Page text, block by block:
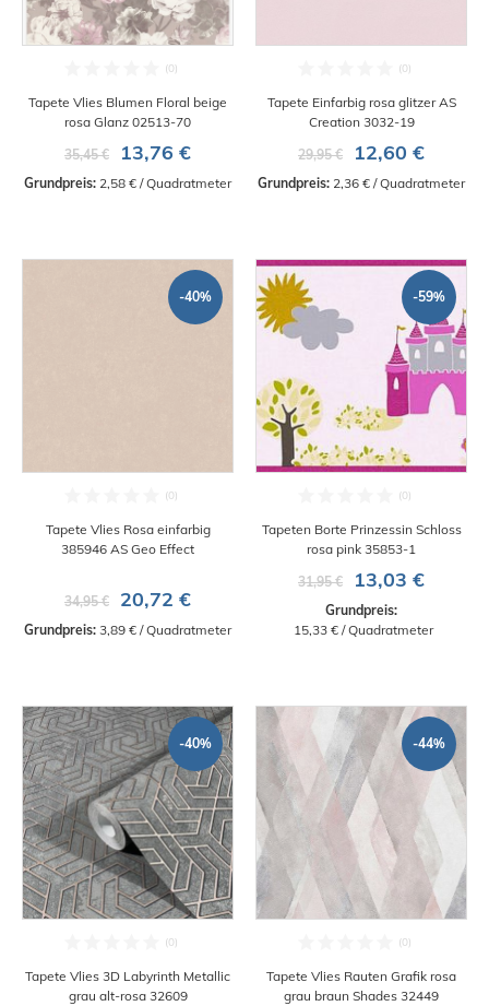
Tapete Vlies Blumen Floral beige
rosa Glanz 02513-70
35,45 €
13,76 €
Grundpreis: 2,58 € / Quadratmeter
Tapete Einfarbig rosa glitzer AS
Creation 3032-19
29,95 €
12,60 €
Grundpreis: 2,36 € / Quadratmeter
-40%
Tapete Vlies Rosa einfarbig
385946 AS Geo Effect
34,95 € 20,72 €
Grundpreis: 3,89 € / Quadratmeter
-59%
Tapeten Borte Prinzessin Schloss
rosa pink 35853-1
31,95 €
13,03 €
Grundpreis:
15,33 € / Quadratmeter
-40%
Tapete Vlies 3D Labyrinth Metallic
grau alt-rosa 32609
-44%
Tapete Vlies Rauten Grafik rosa
grau braun Shades 32449